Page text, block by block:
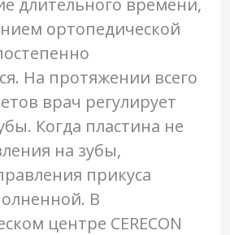
ортопедической
На протяжении всего
врач регулирует
Когда пластина не
на зубы,
прикуса
В
центре CERECON